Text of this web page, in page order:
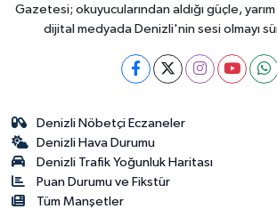
Gazetesi; okuyucularından aldığı güçle,
dijital medyada Denizli'nin sesi olmayı
Denizli Nöbetçi Eczaneler
Denizli Hava Durumu
Denizli Trafik Yoğunluk Haritası
Puan Durumu ve Fikstür
Tüm Manşetler